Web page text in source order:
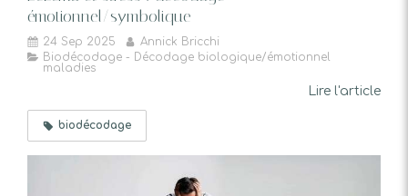
émotionnel/symbolique
24 Sep 2025
Annick Bricchi
Biodécodage - Décodage biologique/émotionnel
maladies
Lire l'article
biodécodage